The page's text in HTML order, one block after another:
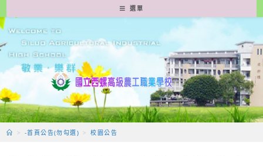
轉
至
要
容
選單
> -首頁公告(勿勾選) > 校園公告